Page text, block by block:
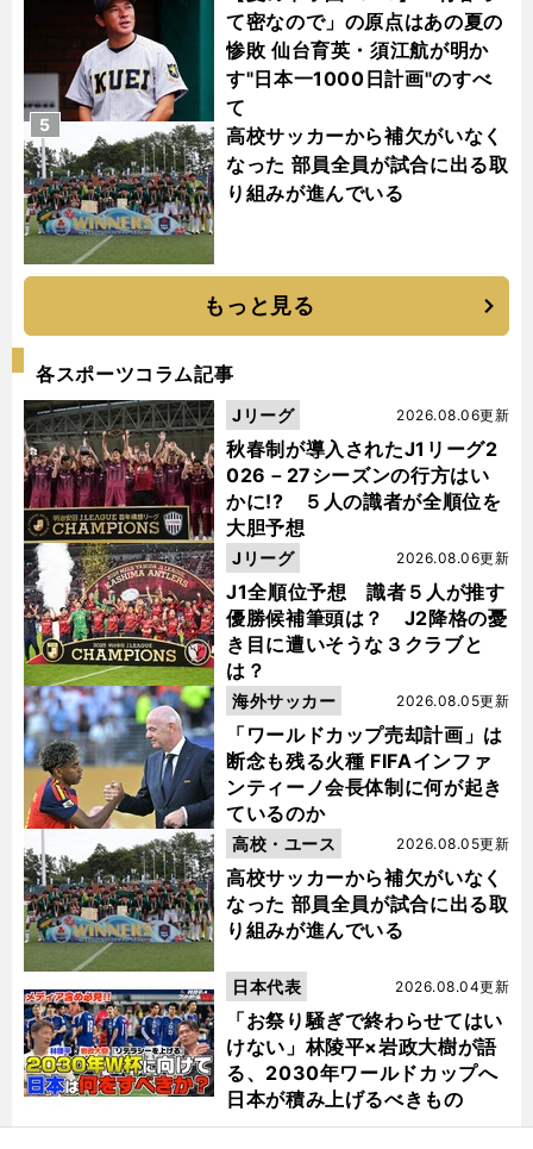
て密なので」の原点はあの夏の
惨敗 仙台育英・須江航が明か
す"日本一1000日計画"のすべ
て
高校サッカーから補欠がいなく
なった 部員全員が試合に出る取
り組みが進んでいる
5
もっと見る
各スポーツコラム記事
秋春制が導入されたJ1リーグ2
026－27シーズンの行方はい
かに!? ５人の識者が全順位を
大胆予想
2026.08.06更新
Jリーグ
J1全順位予想 識者５人が推す
優勝候補筆頭は？ J2降格の憂
き目に遭いそうな３クラブと
は？
2026.08.06更新
Jリーグ
「ワールドカップ売却計画」は
断念も残る火種 FIFAインファ
ンティーノ会長体制に何が起き
ているのか
2026.08.05更新
海外サッカー
高校サッカーから補欠がいなく
なった 部員全員が試合に出る取
り組みが進んでいる
2026.08.05更新
高校・ユース
「お祭り騒ぎで終わらせてはい
けない」林陵平×岩政大樹が語
る、2030年ワールドカップへ
日本が積み上げるべきもの
2026.08.04更新
日本代表